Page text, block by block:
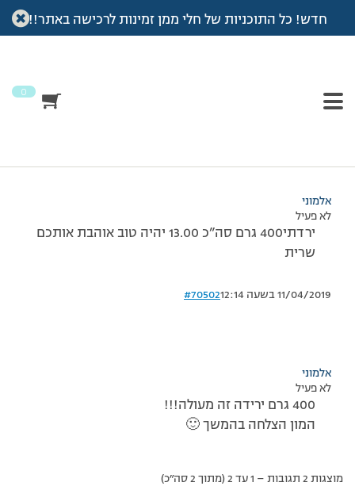
חדש! כל התוכניות של חלי ממן זמינות לרכישה באתר!!
0
עמוד הבית >דיונים>פורום >עידכון שקילה
מוצגות 2 תגובות – 1 עד 2 (מתוך 2 סה״כ)
אלמוני
לא פעיל
ירדתי400 גרם סה”כ 13.00 יהיה טוב אוהבת אותכם
שרית
11/04/2019 בשעה 12:14 #70502
אלמוני
לא פעיל
400 גרם ירידה זה מעולה!!!
המון הצלחה בהמשך 🙂
מוצגות 2 תגובות – 1 עד 2 (מתוך 2 סה״כ)